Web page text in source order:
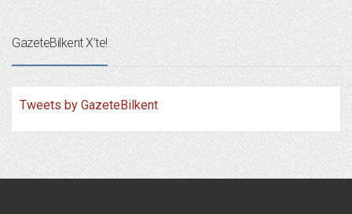
GazeteBilkent X’te!
Tweets by GazeteBilkent